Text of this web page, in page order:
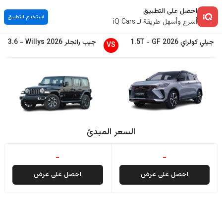
احصل على التطبيق
أسرع وأسهل طريقة لـ iQ Cars
استخدم التطبيق
جيليكولراي2026
GF
-
1.5T
VS جيب رانجلر2026
Willys
-
3.6
السعر المبدئ
-
احصل على عرض
-
احصل على عرض